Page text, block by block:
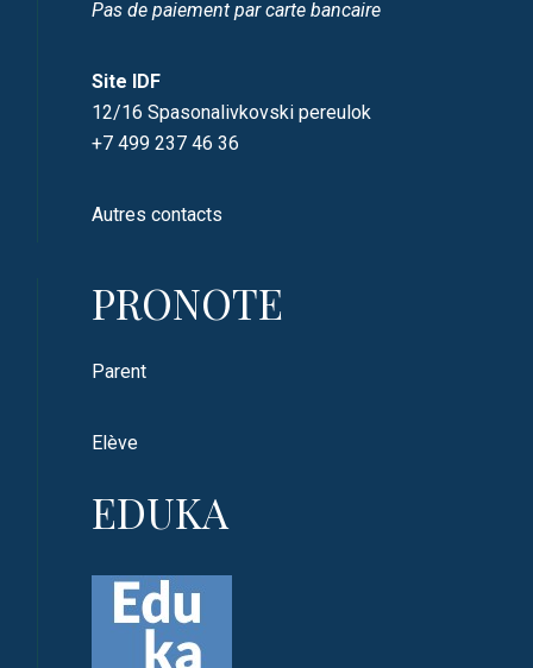
Pas de paiement par carte bancaire
Site IDF
12/16 Spasonalivkovski pereulok
+7 499 237 46 36
Autres contacts
PRONOTE
Parent
Elève
EDUKA